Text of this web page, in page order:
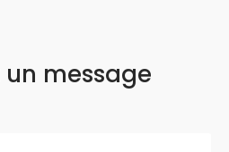
un message